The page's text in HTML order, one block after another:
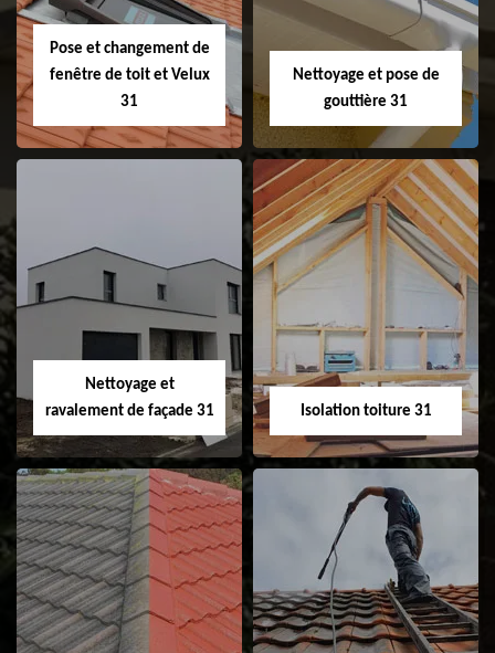
31
Pose et changement de
fenêtre de toit et Velux
31
Pose et
changement de
fenêtre de toit et
Velux 31
Nettoyage et pose de
gouttière 31
Nettoyage et pose
Nettoyage et
ravalement de façade 31
Nettoyage et
ravalement de
façade 31
Isolation toiture 31
Isolation toiture 31